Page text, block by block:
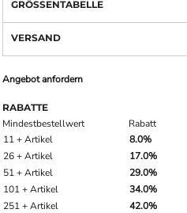
GRÖSSENTABELLE
VERSAND
Angebot anfordern
RABATTE
Mindestbestellwert
Rabatt
11 + Artikel
8.0%
26 + Artikel
17.0%
51 + Artikel
29.0%
101 + Artikel
34.0%
251 + Artikel
42.0%